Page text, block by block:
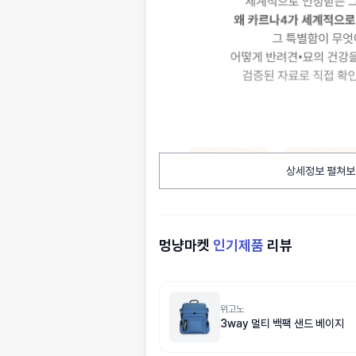
상세정보 펼쳐
멍냥마켓 인기제품 리뷰
위고노
3way 멀티 백팩 샌드 베이지